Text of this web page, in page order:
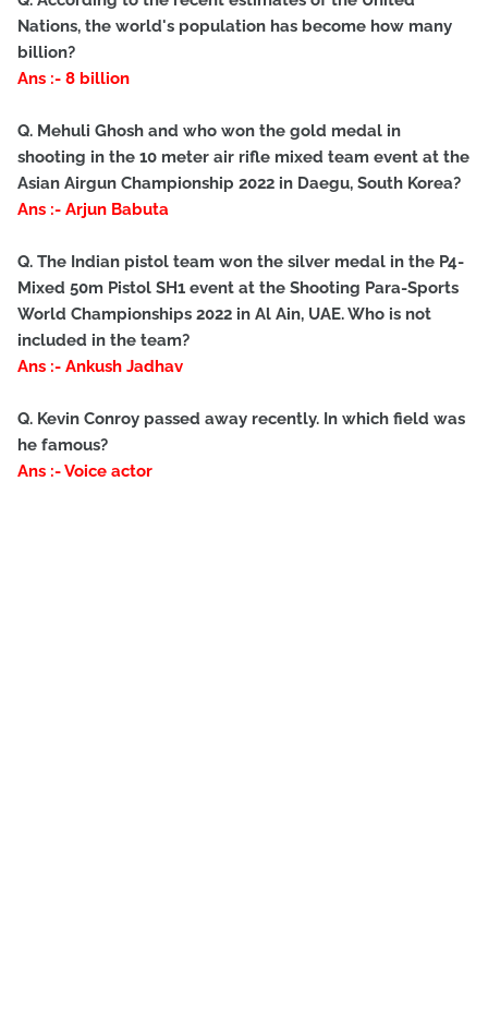
Nations, the world's population has become how many
billion?
Ans :- 8 billion
Q. Mehuli Ghosh and who won the gold medal in
shooting in the 10 meter air rifle mixed team event at the
Asian Airgun Championship 2022 in Daegu, South Korea?
Ans :- Arjun Babuta
Q. The Indian pistol team won the silver medal in the P4-
Mixed 50m Pistol SH1 event at the Shooting Para-Sports
World Championships 2022 in Al Ain, UAE. Who is not
included in the team?
Ans :- Ankush Jadhav
Q. Kevin Conroy passed away recently. In which field was
he famous?
Ans :- Voice actor